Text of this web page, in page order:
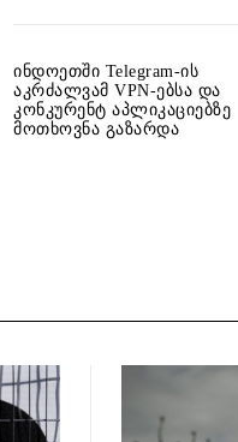
ინდოეთში Telegram-ის
აკრძალვამ VPN-ებსა და
კონკურენტ აპლიკაციებზე
მოთხოვნა გაზარდა